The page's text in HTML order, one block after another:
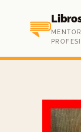
contenido